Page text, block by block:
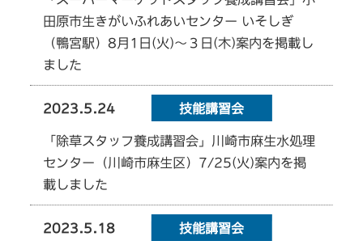
田原市生きがいふれあいセンター いそしぎ
（鴨宮駅）8月1日(火)～３日(木)案内を掲載し
ました
2023.5.24 技能講習会
「除草スタッフ養成講習会」川崎市麻生水処理
センター（川崎市麻生区）7/25(火)案内を掲
載しました
2023.5.18 技能講習会